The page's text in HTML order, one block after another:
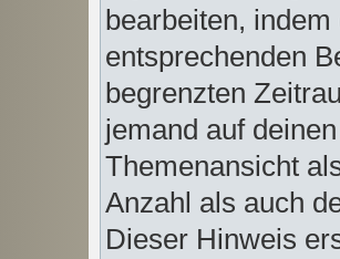
bearbeiten,
entsprechenden
begrenzten
jemand auf
Themenansicht
Anzahl als auch
Dieser Hinweis